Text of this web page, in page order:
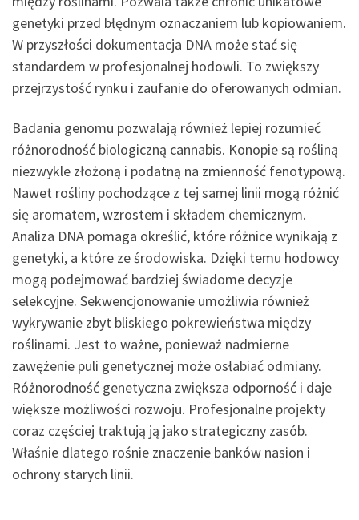
genetyki przed błędnym oznaczaniem lub kopiowaniem.
W przyszłości dokumentacja DNA może stać się
standardem w profesjonalnej hodowli. To zwiększy
przejrzystość rynku i zaufanie do oferowanych odmian.
Badania genomu pozwalają również lepiej rozumieć
różnorodność biologiczną cannabis. Konopie są rośliną
niezwykle złożoną i podatną na zmienność fenotypową.
Nawet rośliny pochodzące z tej samej linii mogą różnić
się aromatem, wzrostem i składem chemicznym.
Analiza DNA pomaga określić, które różnice wynikają z
genetyki, a które ze środowiska. Dzięki temu hodowcy
mogą podejmować bardziej świadome decyzje
selekcyjne. Sekwencjonowanie umożliwia również
wykrywanie zbyt bliskiego pokrewieństwa między
roślinami. Jest to ważne, ponieważ nadmierne
zawężenie puli genetycznej może osłabiać odmiany.
Różnorodność genetyczna zwiększa odporność i daje
większe możliwości rozwoju. Profesjonalne projekty
coraz częściej traktują ją jako strategiczny zasób.
Właśnie dlatego rośnie znaczenie banków nasion i
ochrony starych linii.